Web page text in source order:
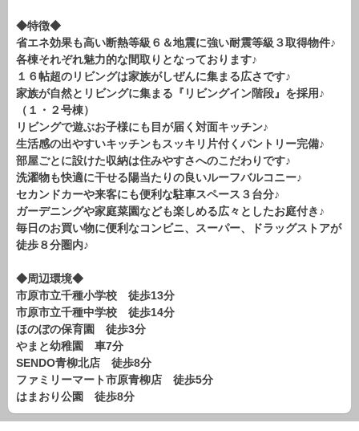
◆特徴◆
省エネ効果も高い断熱等級６＆地震に強い耐震等級３取得物件♪
各棟それぞれ魅力的な間取りとなっております♪
１６帖超のリビングは家族がしぜんに集まる広さです♪
家族が自然とリビングに集まる『リビングイン階段』を採用♪
（１・２号棟）
リビングで遊ぶお子様にも目が届く対面キッチン♪
生活感の出やすいキッチンもスッキリ片付くパントリー完備♪
部屋ごとに設けた収納は住みやすさへのこだわりです♪
洗濯物も快適に干せる陽当たりの良いルーフバルコニー♪
セカンドカーや来客にも便利な駐車スペース３台分♪
ガーデニングや家庭菜園なども楽しめる広々としたお庭付き♪
毎日のお買い物に便利なコンビニ、スーパー、ドラッグストアが
徒歩８分圏内♪
◆周辺環境◆
市原市立千種小学校 徒歩13分
市原市立千種中学校 徒歩14分
ほのぼの保育園 徒歩3分
やまと幼稚園 車7分
SENDO青柳北店 徒歩8分
ファミリーマート市原青柳店 徒歩5分
はまおり公園 徒歩8分
お問い合わせ
プライバシーポリシー
物件検索
新築一戸建
エリアから探す
路線から探す
中古一戸建
エリアから探す
路線から探す
マンション
エリアから探す
路線から探す
土 地
エリアから探す
路線から探す
エリアから物件検索